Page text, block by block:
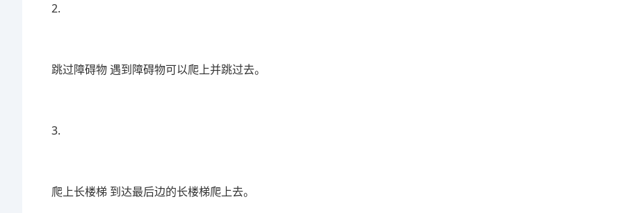
2.
跳过障碍物 遇到障碍物可以爬上并跳过去。
3.
爬上长楼梯 到达最后边的长楼梯爬上去。